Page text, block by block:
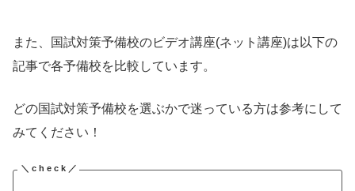
また、国試対策予備校のビデオ講座(ネット講座)は以下の
記事で各予備校を比較しています。
どの国試対策予備校を選ぶかで迷っている方は参考にして
みてください！